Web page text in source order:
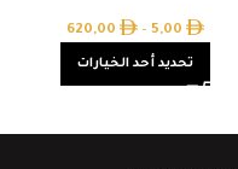
5,00
–
620,00
تحديد أحد الخيارات